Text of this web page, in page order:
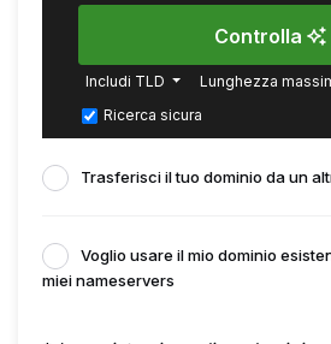
Controlla
Includi TLD
Lunghezza
Ricerca sicura
Trasferisci il tuo dominio da un
Voglio usare il mio dominio
miei nameservers